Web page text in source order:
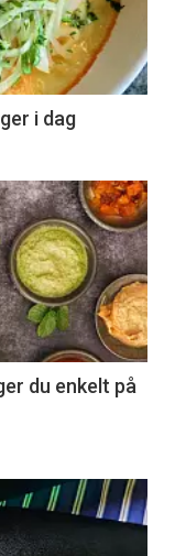
i dag
du enkelt på